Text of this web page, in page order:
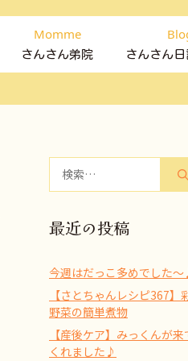
Momme
さんさん弟院 さんさん日
最近の投稿
今週はだっこ多めでした
【さとちゃんレシピ367】
野菜の簡単煮物
【産後ケア】みっくんが来
くれました♪